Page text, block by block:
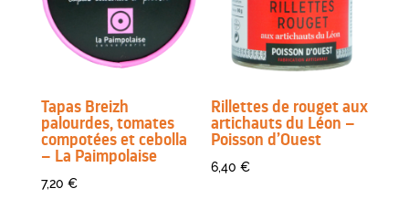
Tapas Breizh
palourdes, tomates
compotées et cebolla
– La Paimpolaise
7,20 €
Rillettes de rouget aux
artichauts du Léon –
Poisson d’Ouest
6,40€